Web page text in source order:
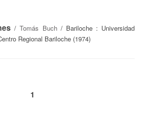
/Tomás Buch/ Bariloche : Universidad
Regional Bariloche (1974)
1